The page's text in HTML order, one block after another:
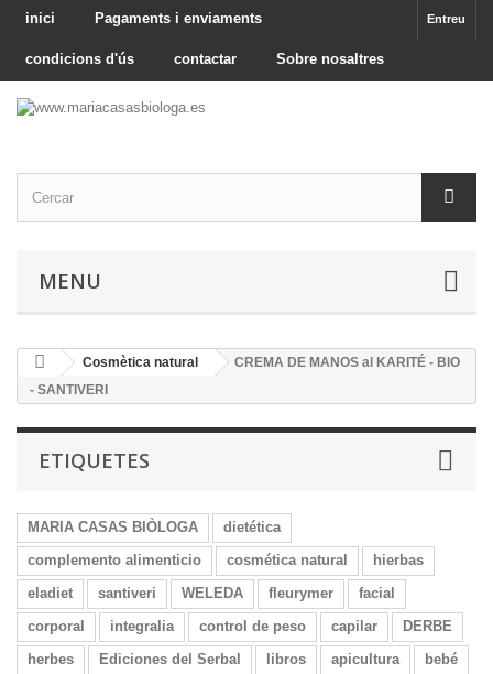
Entreu
inici Pagaments i enviaments
condicions d'ús contactar Sobre nosaltres
MENU
Cosmètica natural
CREMA DE MANOS al KARITÉ - BIO
- SANTIVERI
ETIQUETES
MARIA CASAS BIÒLOGA
dietética
complemento alimenticio
cosmética natural
hierbas
eladiet
santiveri WELEDA fleurymer
facial
corporal
integralia control de peso capilar
DERBE
herbes
Ediciones del Serbal libros apicultura
bebé